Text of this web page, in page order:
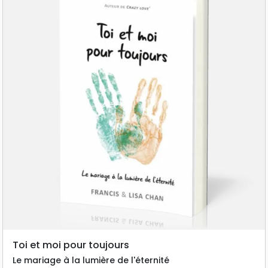
Bells kontrovers diskutiertes Werk 'Das
letzte Wort hat die Liebe' angesehen werden.
[3] 2011 trat Chan als Pastor der
Cornerstone Community Church zurück, um
eine neue Gemeinde in der Innenstadt von
San Francisco zu gründen und aufzubauen.
Er tritt zudem auch als Redner bei
christlichen Veranstaltungen in den USA
und bei Konferenzen weltweit auf. Viele
seiner Predigten, Ansprachen, Auftritte und
Kurzbotschaften sind über das Internet und
insbesondere über Youtube abrufbar. Chan
ist ein vehementer Gegner des
Wohlstandsevangeliums (englisch:
prosperity gospel). So bezieht er kein Gehalt
als Pastor und lebt nur von einem kleinen
Teil der Erträge seiner Bücher. Mit dem
großen Rest – bis zu 90 % – seiner
Toi et moi pour toujours
Le mariage à la lumière de l'éternité